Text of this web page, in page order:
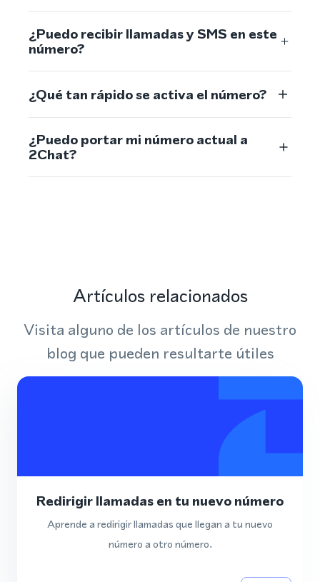
¿Puedo recibir llamadas y SMS en este
número?
¿Qué tan rápido se activa el número?
¿Puedo portar mi número actual a
2Chat?
Artículos relacionados
Visita alguno de los artículos de nuestro
blog que pueden resultarte útiles
Redirigir llamadas en tu nuevo número
Aprende a redirigir llamadas que llegan a tu nuevo
número a otro número.